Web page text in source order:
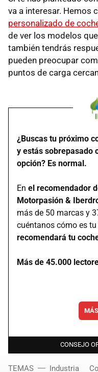
va a interesar. Hemos
personalizado de
de ver los modelos
también tendrás
pueden preocupar
puntos de carga
¿Buscas tu próximo
y estás sobrepasado
opción? Es normal.
En el recomendador
Motorpasión &
más de 50 marcas y
cuéntanos cómo es
recomendará tu
Más de 45.000
CONSEJO
TEMAS Industria